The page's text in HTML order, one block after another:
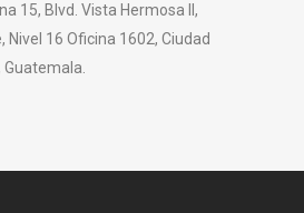
15, Blvd. Vista Hermosa II,
Nivel 16 Oficina 1602, Ciudad
Guatemala